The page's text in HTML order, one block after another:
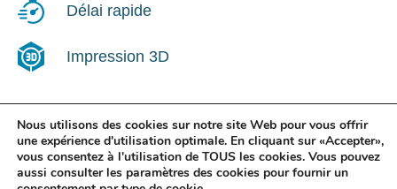
Délai rapide
Impression 3D
Suivez-nous !
Nous utilisons des cookies sur notre site Web pour vous offrir
une expérience d'utilisation optimale. En cliquant sur «Accepter»,
vous consentez à l'utilisation de TOUS les cookies. Vous pouvez
aussi consulter les paramètres des cookies pour fournir un